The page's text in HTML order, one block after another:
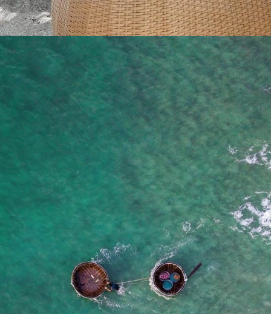
Đang mở https://yeukhoahoc.edu.vn/bai-bien-phan-thiet-dep